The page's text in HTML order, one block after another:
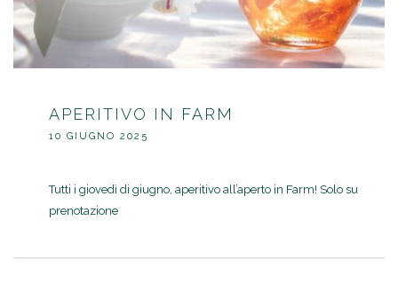
APERITIVO IN FARM
10 GIUGNO 2025
Tutti i giovedì di giugno, aperitivo all’aperto in Farm! Solo su
prenotazione